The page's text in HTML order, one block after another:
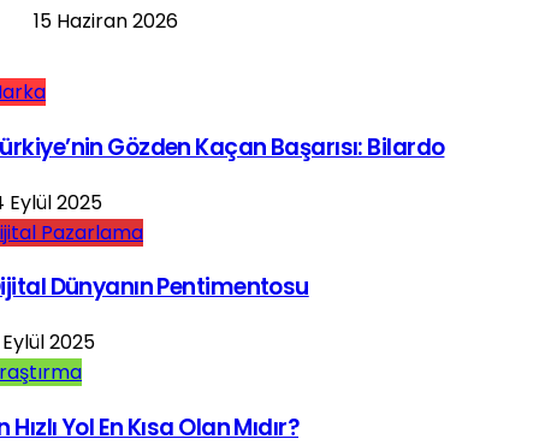
15 Haziran 2026
Gözden Kaçan Başarısı: Bilardo
Eylül 2025
Pazarlama
Dünyanın Pentimentosu
2025
Hızlı Yol En Kısa Olan Mıdır?